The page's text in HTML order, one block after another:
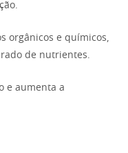
orgânicos e químicos,
de nutrientes.
e aumenta a